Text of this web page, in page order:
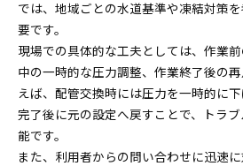
では、地域ごとの水道基準や凍結対策
要です。
現場での具体的な工夫としては、作業
中の一時的な圧力調整、作業終了後の
えば、配管交換時には圧力を一時的に下
完了後に元の設定へ戻すことで、トラ
能です。
また、利用者からの問い合わせに迅速